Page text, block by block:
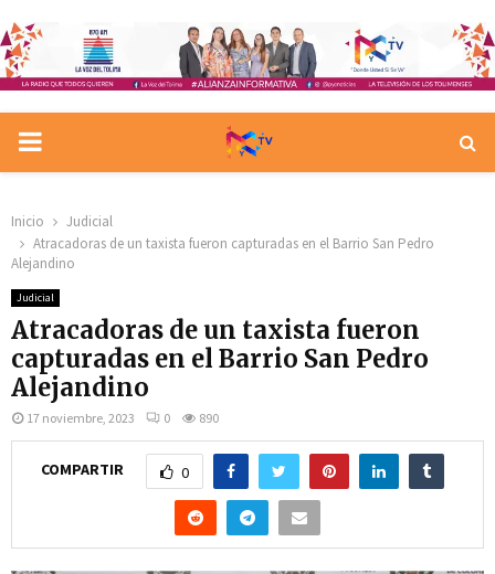
PRIMARY
Inicio
Judicial
Atracadoras de un taxista fueron capturadas en el Barrio San Pedro
Alejandino
Judicial
Atracadoras de un taxista fueron
capturadas en el Barrio San Pedro
Alejandino
17 noviembre, 2023 0 890
COMPARTIR 0